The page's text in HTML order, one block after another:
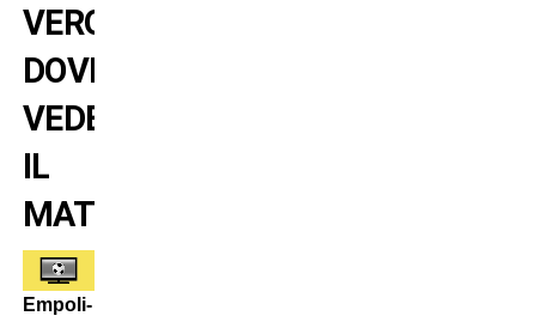
VERONA:
DOVE
VEDERE
IL
MATCH
Empoli-